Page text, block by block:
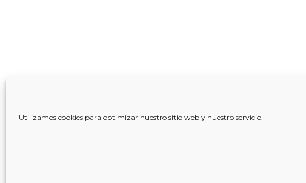
Utilizamos cookies para optimizar nuestro sitio web y nuestro servicio.